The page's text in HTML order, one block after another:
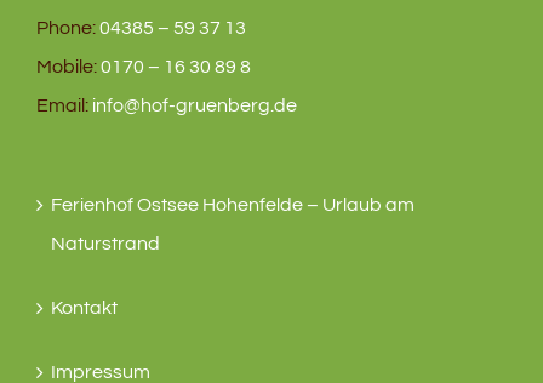
Phone:04385 – 59 37 13
Mobile:0170 – 16 30 89 8
Email: info@hof-gruenberg.de
Ferienhof Ostsee Hohenfelde – Urlaub am
Naturstrand
Kontakt
Impressum